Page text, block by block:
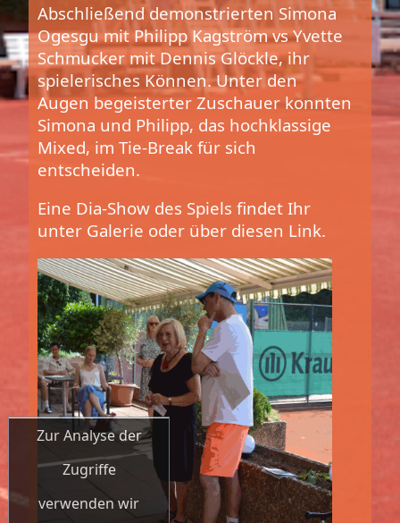
Zur Analyse der
Zugriffe
verwenden wir
Abschließend demonstrierten Simona
Ogesgu mit Philipp Kagström vs Yvette
Schmucker mit Dennis Glöckle, ihr
spielerisches Können. Unter den
Augen begeisterter Zuschauer konnten
Simona und Philipp, das hochklassige
Mixed, im Tie-Break für sich
entscheiden.
Eine Dia-Show des Spiels findet Ihr
unter Galerie oder über diesen Link.